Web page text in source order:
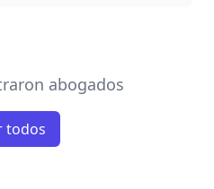
abogados
todos